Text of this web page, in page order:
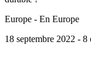
Europe - En Europe
18 septembre 2022 - 8